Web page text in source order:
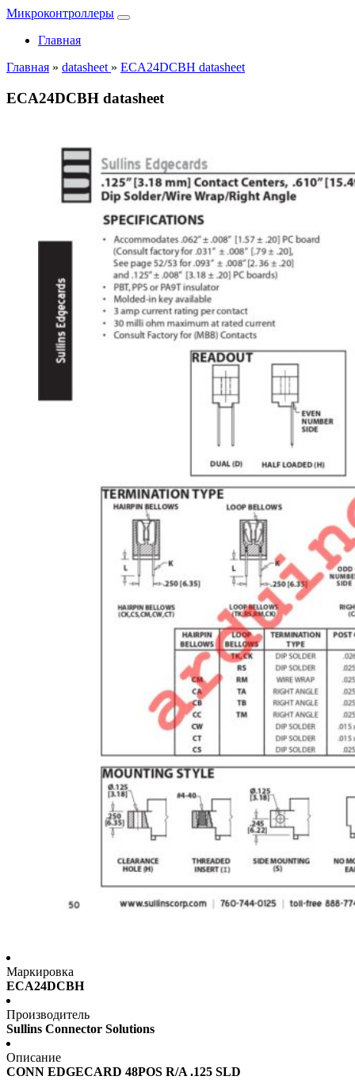
Микроконтроллеры
Главная
Главная » datasheet » ECA24DCBH datasheet
ECA24DCBH datasheet
Маркировка
ECA24DCBH
Производитель
Sullins Connector Solutions
Описание
CONN EDGECARD 48POS R/A .125 SLD